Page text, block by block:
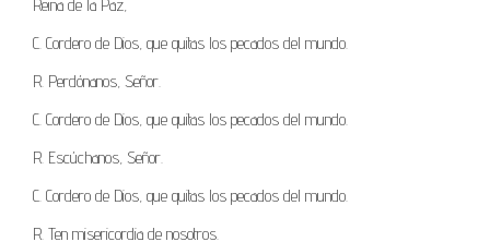
Reina de la Paz,
C. Cordero de Dios, que quitas los pecados del mundo.
R. Perdónanos, Señor.
C. Cordero de Dios, que quitas los pecados del mundo.
R. Escúchanos, Señor.
C. Cordero de Dios, que quitas los pecados del mundo.
R. Ten misericordia de nosotros.